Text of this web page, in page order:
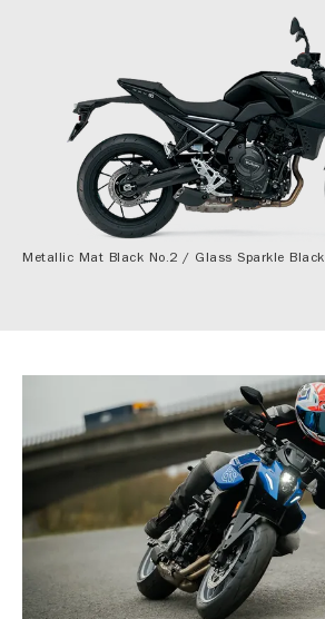
Metallic Mat Black No.2 / Glass Sparkle Black